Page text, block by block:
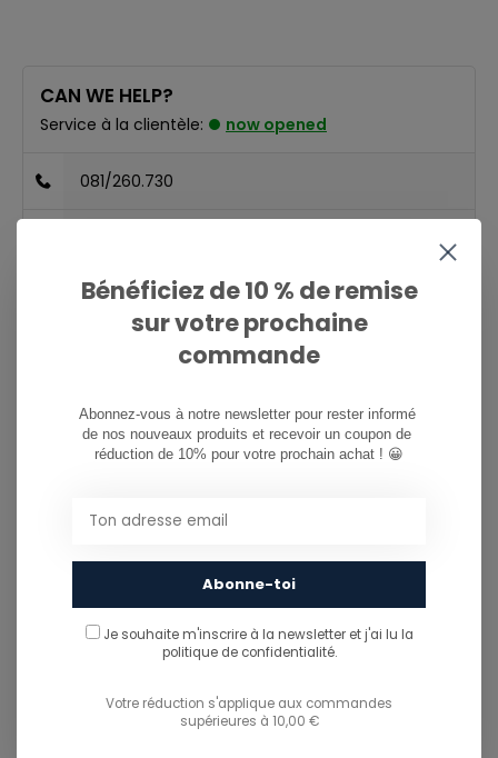
CAN WE HELP?
Service à la clientèle: now opened
081/260.730
PARTAGER CE PRODUIT
You might also like...
TU POURRAIS AUSSI AIMER...
Bénéficiez de 10 % de remise
sur votre prochaine
commande
Abonnez-vous à notre newsletter pour rester informé
de nos nouveaux produits et recevoir un coupon de
réduction de 10% pour votre prochain achat ! 😀
Abonne-toi
Je souhaite m'inscrire à la newsletter et j'ai lu la
politique de confidentialité.
Votre réduction s'applique aux commandes
supérieures à 10,00 €